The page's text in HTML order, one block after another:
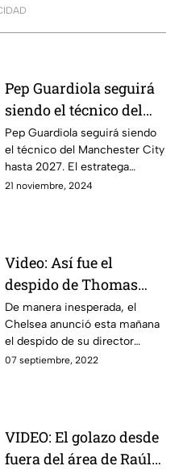
Pep Guardiola seguirá
siendo el técnico del
Manchester City
Pep Guardiola seguirá siendo
el técnico del Manchester City
hasta 2027. El estratega
español se ha consolidado
21 noviembre, 2024
Video: Así fue el
despido de Thomas
Tuchel del Chelsea
De manera inesperada, el
Chelsea anunció esta mañana
el despido de su director
técnico, el alemán Thomas
07 septiembre, 2022
VIDEO: El golazo desde
fuera del área de Raúl